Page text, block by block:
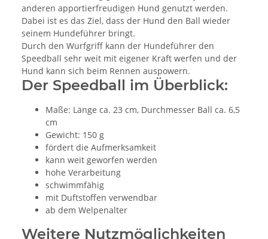
anderen apportierfreudigen Hund genutzt werden.
Dabei ist es das Ziel, dass der Hund den Ball wieder
seinem Hundeführer bringt.
Durch den Wurfgriff kann der Hundeführer den
Speedball sehr weit mit eigener Kraft werfen und der
Hund kann sich beim Rennen auspowern.
Der Speedball im Überblick:
Maße: Länge ca. 23 cm, Durchmesser Ball ca. 6,5
cm
Gewicht: 150 g
fördert die Aufmerksamkeit
kann weit geworfen werden
hohe Verarbeitung
schwimmfähig
mit Duftstoffen verwendbar
ab dem Welpenalter
Weitere Nutzmöglichkeiten